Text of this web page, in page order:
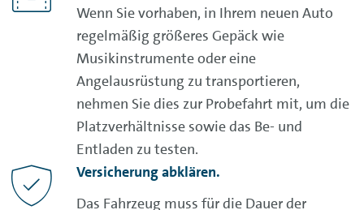
Wenn Sie vorhaben, in Ihrem neuen Auto
regelmäßig größeres Gepäck wie
Musikinstrumente oder eine
Angelausrüstung zu transportieren,
nehmen Sie dies zur Probefahrt mit, um die
Platzverhältnisse sowie das Be- und
Entladen zu testen.
Versicherung abklären.
Das Fahrzeug muss für die Dauer der